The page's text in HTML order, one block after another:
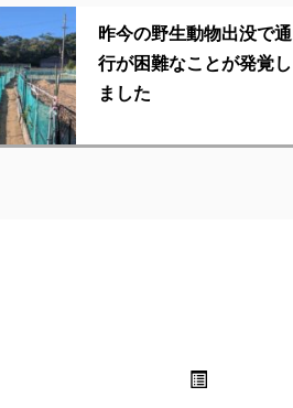
昨今の野生動物出没で通
行が困難なことが発覚し
ました